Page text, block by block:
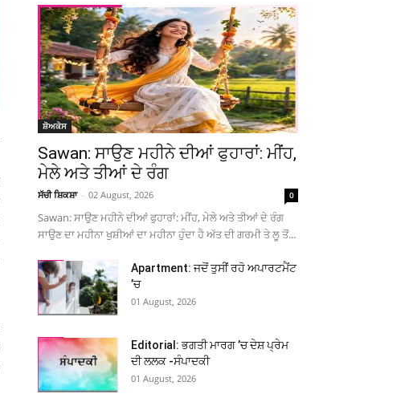
ਸ਼ੋਅਕੇਸ
Sawan: ਸਾਉਣ ਮਹੀਨੇ ਦੀਆਂ ਫੁਹਾਰਾਂ: ਮੀਂਹ,
ਮੇਲੇ ਅਤੇ ਤੀਆਂ ਦੇ ਰੰਗ
ਸੱਚੀ ਸ਼ਿਕਸ਼ਾ - 02 August, 2026 0
Sawan: ਸਾਉਣ ਮਹੀਨੇ ਦੀਆਂ ਫੁਹਾਰਾਂ: ਮੀਂਹ, ਮੇਲੇ ਅਤੇ ਤੀਆਂ ਦੇ ਰੰਗ
ਸਾਉਣ ਦਾ ਮਹੀਨਾ ਖੁਸ਼ੀਆਂ ਦਾ ਮਹੀਨਾ ਹੁੰਦਾ ਹੈ ਅੱਤ ਦੀ ਗਰਮੀ ਤੇ ਲੂ ਤੋਂ...
Apartment: ਜਦੋਂ ਤੁਸੀਂ ਰਹੋ ਅਪਾਰਟਮੈਂਟ
’ਚ
01 August, 2026
Editorial: ਭਗਤੀ ਮਾਰਗ ’ਚ ਦੇਸ਼ ਪ੍ਰੇਮ
ਦੀ ਲਲਕ -ਸੰਪਾਦਕੀ
01 August, 2026